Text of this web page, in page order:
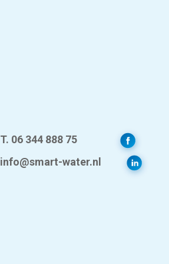
T. 06 344 888 75
info@smart-water.nl